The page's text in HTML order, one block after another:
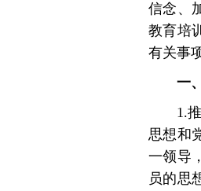
信念、
教育培
有关事
一
1.
思想和
一领导
员的思